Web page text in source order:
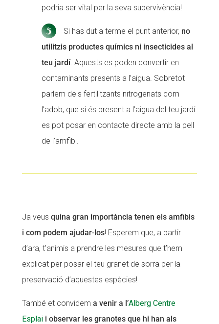
podria ser vital per la seva supervivència!
Si has dut a terme el punt anterior, no
utilitzis productes químics ni insecticides al
teu jardí. Aquests es poden convertir en
contaminants presents a l’aigua. Sobretot
parlem dels fertilitzants nitrogenats com
l’adob, que si és present a l’aigua del teu jardí
es pot posar en contacte directe amb la pell
de l’amfibi.
Ja veus quina gran importància tenen els amfibis
i com podem ajudar-los! Esperem que, a partir
d’ara, t’animis a prendre les mesures que t’hem
explicat per posar el teu granet de sorra per la
preservació d’aquestes espècies!
També et convidem a venir a l’Alberg Centre
Esplaii observar les granotes que hi han als